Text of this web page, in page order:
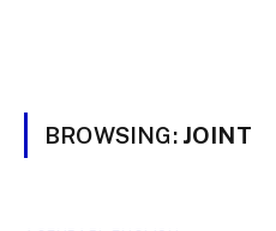
BROWSING: JOINT